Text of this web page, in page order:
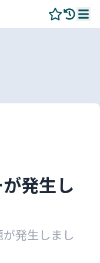
発生し
発生しまし